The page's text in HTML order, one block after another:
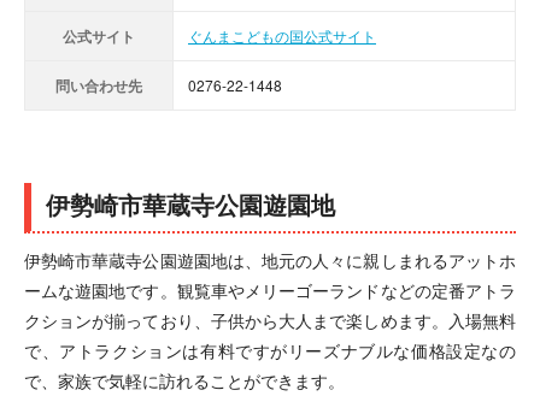
公式サイト ぐんまこどもの国公式サイト
問い合わせ先 0276-22-1448
伊勢崎市華蔵寺公園遊園地
伊勢崎市華蔵寺公園遊園地は、地元の人々に親しまれるアットホ
ームな遊園地です。観覧車やメリーゴーランドなどの定番アトラ
クションが揃っており、子供から大人まで楽しめます。入場無料
で、アトラクションは有料ですがリーズナブルな価格設定なの
で、家族で気軽に訪れることができます。